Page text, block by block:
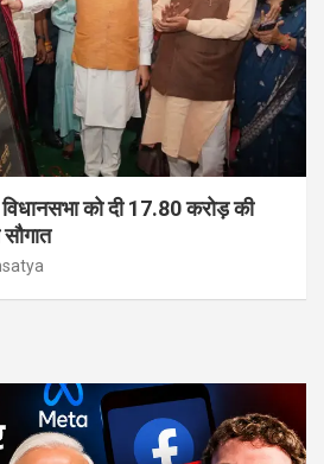
को दी 17.80 करोड़ की